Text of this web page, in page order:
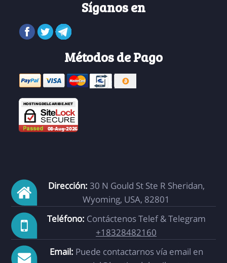
Síganos en
Métodos de Pago
Dirección: 30 N Gould St Ste R Sheridan,
Wyoming, USA, 82801
Teléfono: Contáctenos Telef & Telegram
+18328482160
Email: Puede contactarnos vía email en